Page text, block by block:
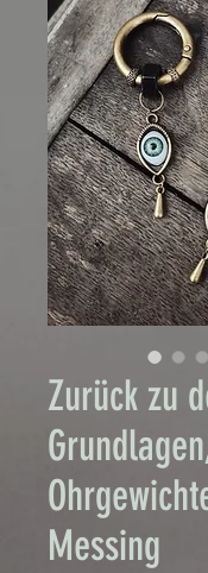
Zurück zu
Messing